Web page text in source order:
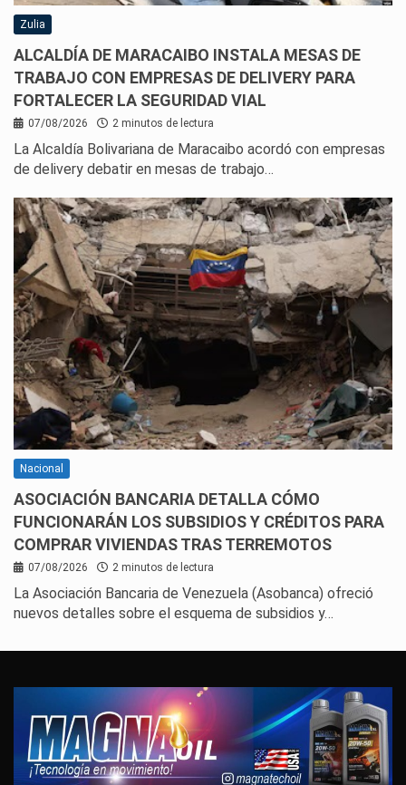
Zulia
ALCALDÍA DE MARACAIBO INSTALA MESAS DE
TRABAJO CON EMPRESAS DE DELIVERY PARA
FORTALECER LA SEGURIDAD VIAL
07/08/2026 2 minutos de lectura
La Alcaldía Bolivariana de Maracaibo acordó con empresas
de delivery debatir en mesas de trabajo…
Nacional
ASOCIACIÓN BANCARIA DETALLA CÓMO
FUNCIONARÁN LOS SUBSIDIOS Y CRÉDITOS PARA
COMPRAR VIVIENDAS TRAS TERREMOTOS
07/08/2026 2 minutos de lectura
La Asociación Bancaria de Venezuela (Asobanca) ofreció
nuevos detalles sobre el esquema de subsidios y…